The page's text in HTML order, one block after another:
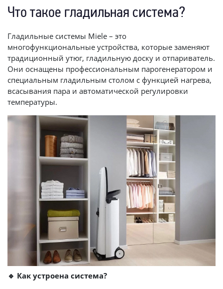
Что такое гладильная система?
Гладильные системы Miele – это
многофункциональные устройства, которые заменяют
традиционный утюг, гладильную доску и отпариватель.
Они оснащены профессиональным парогенератором и
специальным гладильным столом с функцией нагрева,
всасывания пара и автоматической регулировки
температуры.
🔹 Как устроена система?